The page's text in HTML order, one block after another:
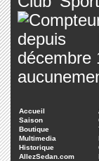
Accueil
Saison
Boutique
Multimedia
Historique
AllezSedan.com